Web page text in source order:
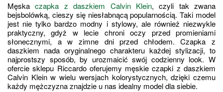
Męska czapka z daszkiem Calvin Klein, czyli tak zwana
bejsbolówką, cieszy się niesłabnącą popularnością. Taki model
jest nie tylko bardzo modny i stylowy, ale również niezwykle
praktyczny, gdyż w lecie chroni oczy przed promieniami
słonecznymi, a w zimne dni przed chłodem. Czapka z
daszkiem nada oryginalnego charakteru każdej stylizacji, to
najprostszy sposób, by urozmaicić swój codzienny look. W
ofercie sklepu Riccardo oferujemy męskie czapki z daszkiem
Calvin Klein w wielu wersjach kolorystycznych, dzięki czemu
każdy mężczyzna znajdzie u nas idealny model dla siebie.